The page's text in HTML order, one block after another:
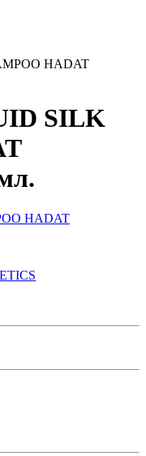
HADAT
SILK